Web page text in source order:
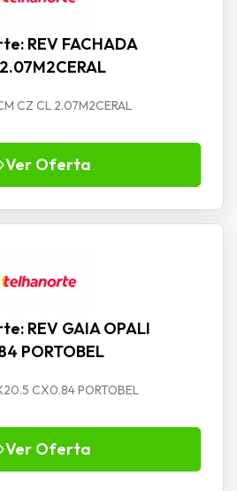
REV FACHADA
CZ CL 2.07M2CERAL
Ver Oferta
REV GAIA OPALI
PORTOBEL
CX0.84 PORTOBEL
Ver Oferta